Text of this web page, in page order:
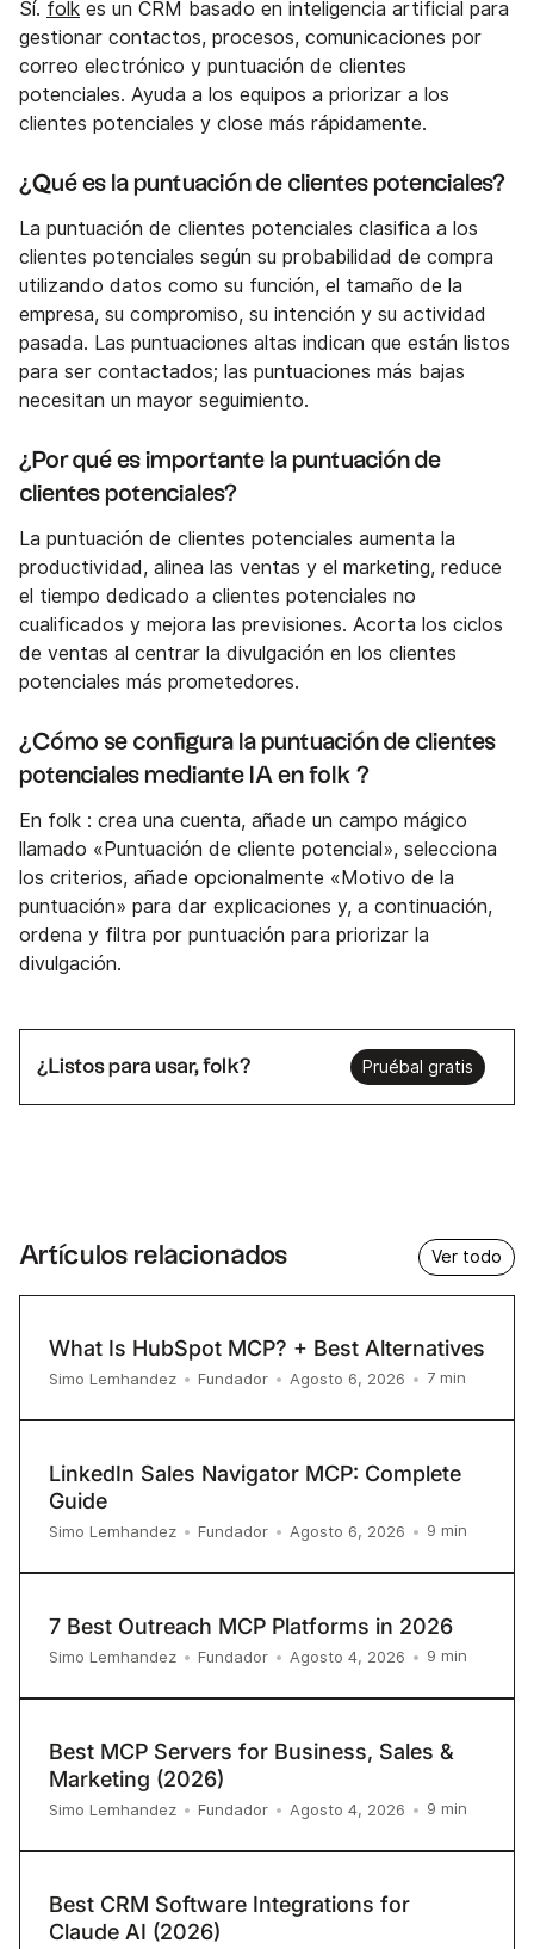
Sí. folk es un CRM basado en inteligencia artificial para
gestionar contactos, procesos, comunicaciones por
correo electrónico y puntuación de clientes
potenciales. Ayuda a los equipos a priorizar a los
clientes potenciales y close más rápidamente.
¿Qué es la puntuación de clientes potenciales?
La puntuación de clientes potenciales clasifica a los
clientes potenciales según su probabilidad de compra
utilizando datos como su función, el tamaño de la
empresa, su compromiso, su intención y su actividad
pasada. Las puntuaciones altas indican que están listos
para ser contactados; las puntuaciones más bajas
necesitan un mayor seguimiento.
¿Por qué es importante la puntuación de
clientes potenciales?
La puntuación de clientes potenciales aumenta la
productividad, alinea las ventas y el marketing, reduce
el tiempo dedicado a clientes potenciales no
cualificados y mejora las previsiones. Acorta los ciclos
de ventas al centrar la divulgación en los clientes
potenciales más prometedores.
¿Cómo se configura la puntuación de clientes
potenciales mediante IA en folk ?
En folk : crea una cuenta, añade un campo mágico
llamado «Puntuación de cliente potencial», selecciona
los criterios, añade opcionalmente «Motivo de la
puntuación» para dar explicaciones y, a continuación,
ordena y filtra por puntuación para priorizar la
divulgación.
¿Listos para usar, folk? Pruébal gratis
Artículos relacionados Ver todo
What Is HubSpot MCP? + Best Alternatives
Simo Lemhandez • Fundador • Agosto 6, 2026 • 7 min
LinkedIn Sales Navigator MCP: Complete
Guide
Simo Lemhandez • Fundador • Agosto 6, 2026 • 9 min
7 Best Outreach MCP Platforms in 2026
Simo Lemhandez • Fundador • Agosto 4, 2026 • 9 min
Best MCP Servers for Business, Sales &
Marketing (2026)
Simo Lemhandez • Fundador • Agosto 4, 2026 • 9 min
Best CRM Software Integrations for
Claude AI (2026)